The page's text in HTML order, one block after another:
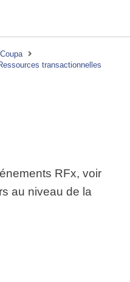
transactionnelles
RFx, voir
au niveau de la